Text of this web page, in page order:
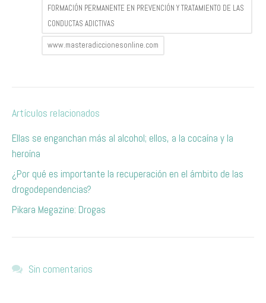
FORMACIÓN PERMANENTE EN PREVENCIÓN Y TRATAMIENTO DE LAS
CONDUCTAS ADICTIVAS
www.masteradiccionesonline.com
Artículos relacionados
Ellas se enganchan más al alcohol; ellos, a la cocaína y la
heroína
¿Por qué es importante la recuperación en el ámbito de las
drogodependencias?
Pikara Megazine: Drogas
Sin comentarios